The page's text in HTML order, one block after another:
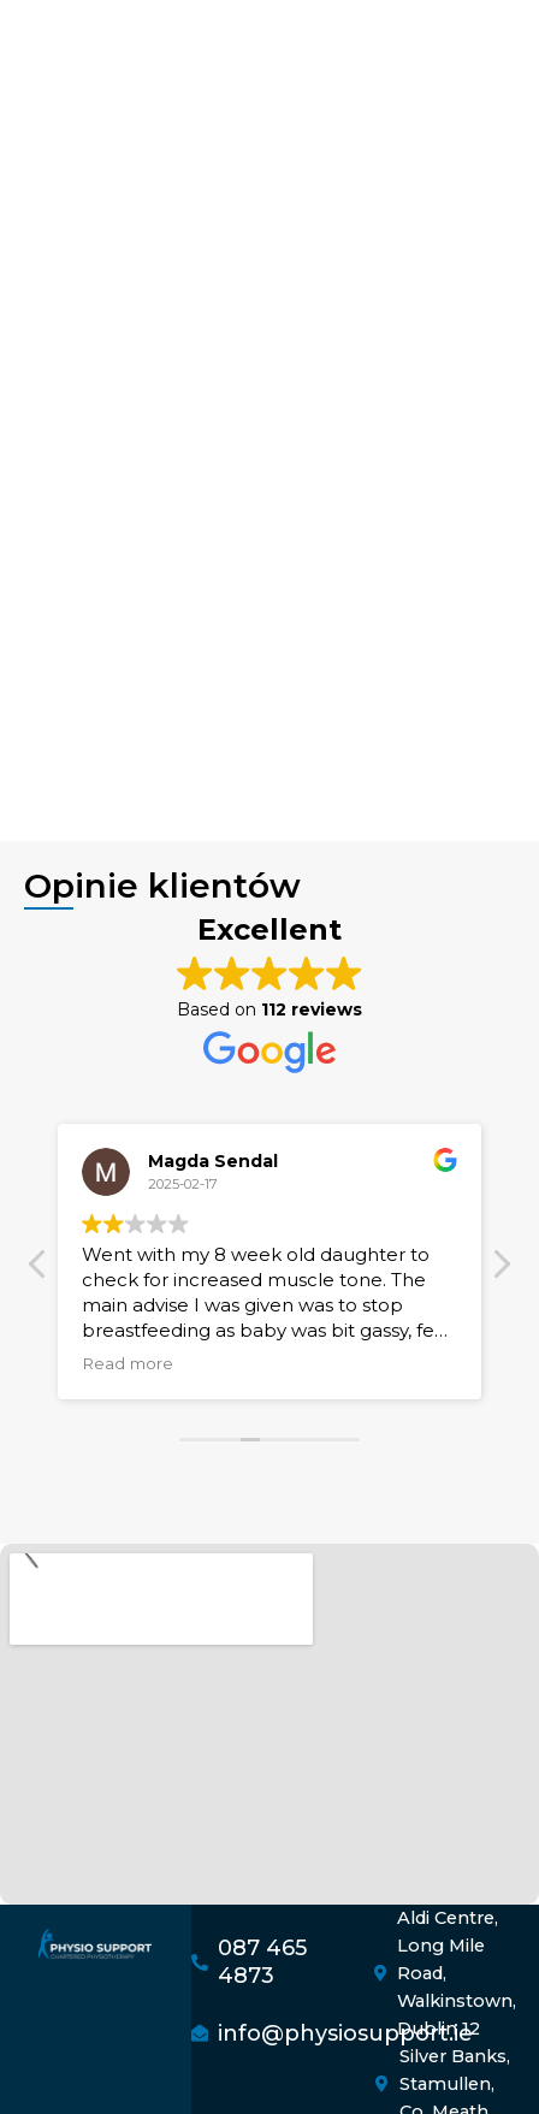
Opinie klientów
Excellent
Based on 112 reviews
Magda Sendal
2025-02-17
Went with my 8 week old daughter to
check for increased muscle tone. The
main advise I was given was to stop
breastfeeding as baby was bit gassy, few
weeks later I confirmed muscle tensions
physio
Read more
087 465
4873
info@physiosupport.ie
Aldi Centre,
Long Mile
Road,
Walkinstown,
Dublin 12
Silver Banks,
Stamullen,